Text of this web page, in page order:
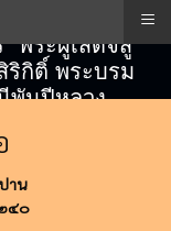
พระผู้เสด็จสู่
ริกิติ์ พระบรม
พันปีหลวง
าน
๔๐
≡